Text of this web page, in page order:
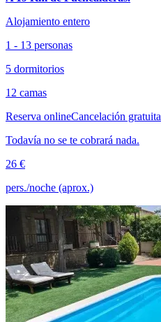
Alojamiento entero
1 - 13 personas
5 dormitorios
12 camas
Reserva onlineCancelación gratuita
Todavía no se te cobrará nada.
26 €
pers./noche (aprox.)